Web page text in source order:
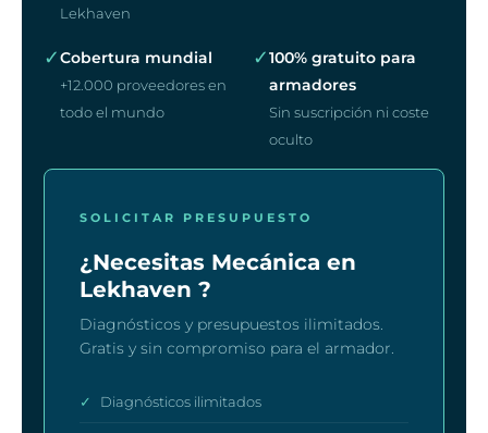
Lekhaven
✓Cobertura mundial
+12.000 proveedores en
todo el mundo
✓100% gratuito para
armadores
Sin suscripción ni coste
oculto
SOLICITAR PRESUPUESTO
¿Necesitas Mecánica en
Lekhaven ?
Diagnósticos y presupuestos ilimitados.
Gratis y sin compromiso para el armador.
✓ Diagnósticos ilimitados